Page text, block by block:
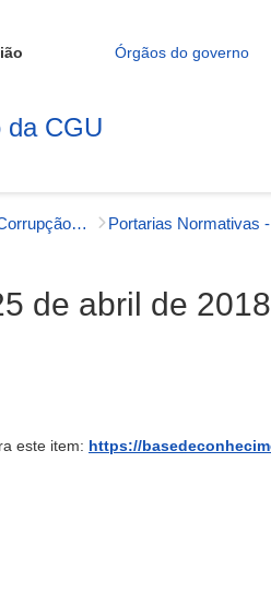
Órgãos do governo
da CGU
Prevenção da Corrupção, Integridade e Transparência Pública
de abril de
este item: https://